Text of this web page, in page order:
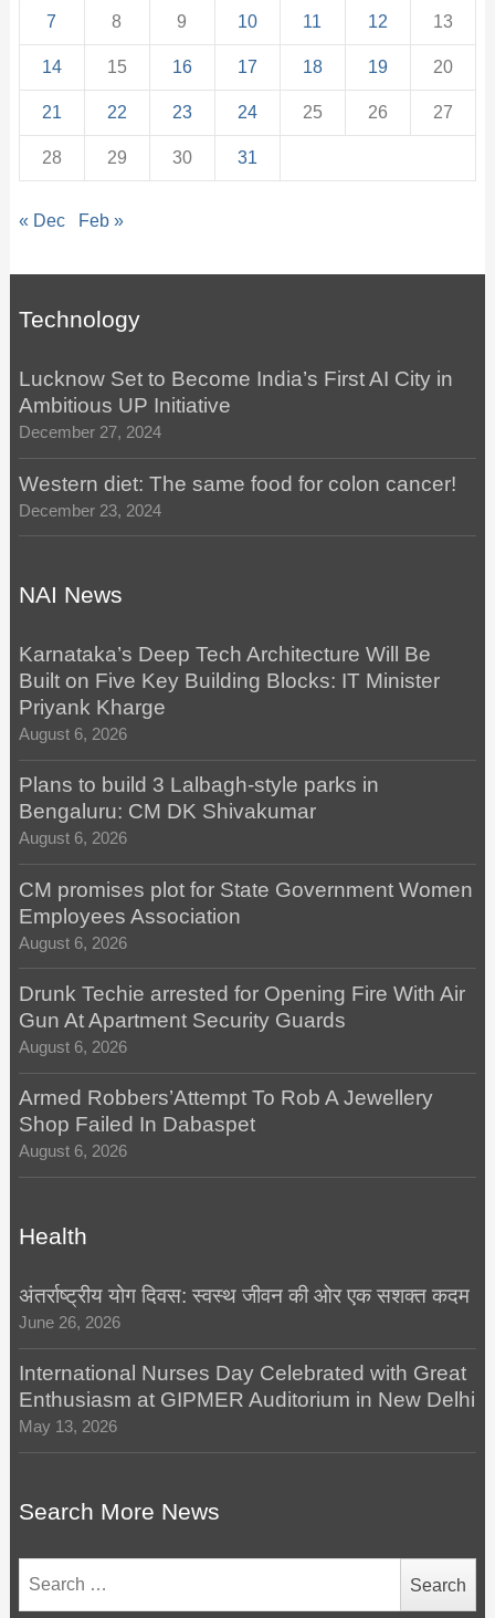
7 8 9 10 11 12 13
14 15 16 17 18 19 20
21 22 23 24 25 26 27
28 29 30 31
« Dec Feb »
Technology
Lucknow Set to Become India’s First AI City in
Ambitious UP Initiative
December 27, 2024
Western diet: The same food for colon cancer!
December 23, 2024
NAI News
Karnataka’s Deep Tech Architecture Will Be
Built on Five Key Building Blocks: IT Minister
Priyank Kharge
August 6, 2026
Plans to build 3 Lalbagh-style parks in
Bengaluru: CM DK Shivakumar
August 6, 2026
CM promises plot for State Government Women
Employees Association
August 6, 2026
Drunk Techie arrested for Opening Fire With Air
Gun At Apartment Security Guards
August 6, 2026
Armed Robbers’Attempt To Rob A Jewellery
Shop Failed In Dabaspet
August 6, 2026
Health
अंतर्राष्ट्रीय योग दिवस: स्वस्थ जीवन की ओर एक सशक्त कदम
June 26, 2026
International Nurses Day Celebrated with Great
Enthusiasm at GIPMER Auditorium in New Delhi
May 13, 2026
Search More News
for: